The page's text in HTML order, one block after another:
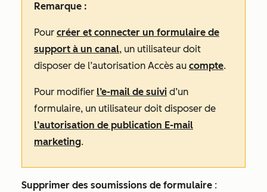
Remarque :
Pour créer et connecter un formulaire de
support à un canal, un utilisateur doit
disposer de l’autorisation Accès au compte.
Pour modifier l’e-mail de suivi d’un
formulaire, un utilisateur doit disposer de
l’autorisation de publication E-mail
marketing.
Supprimer des soumissions de formulaire :